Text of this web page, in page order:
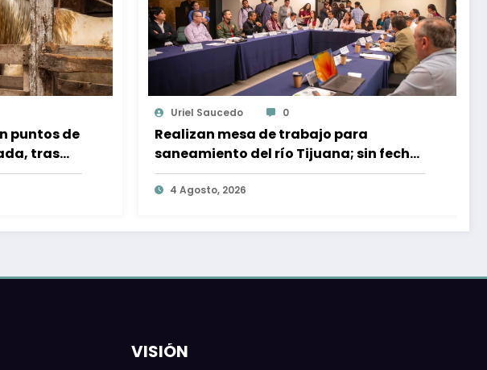
fecha
Ojocliniconews.com
Piden ampliar infraestructura
hidráulica para garantizar
crecimiento de Tijuana
5 Agosto, 2026
VISIÓN